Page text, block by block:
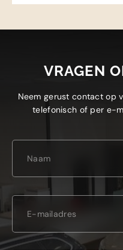
VRAGEN
Neem gerust contact op
telefonisch of per e-